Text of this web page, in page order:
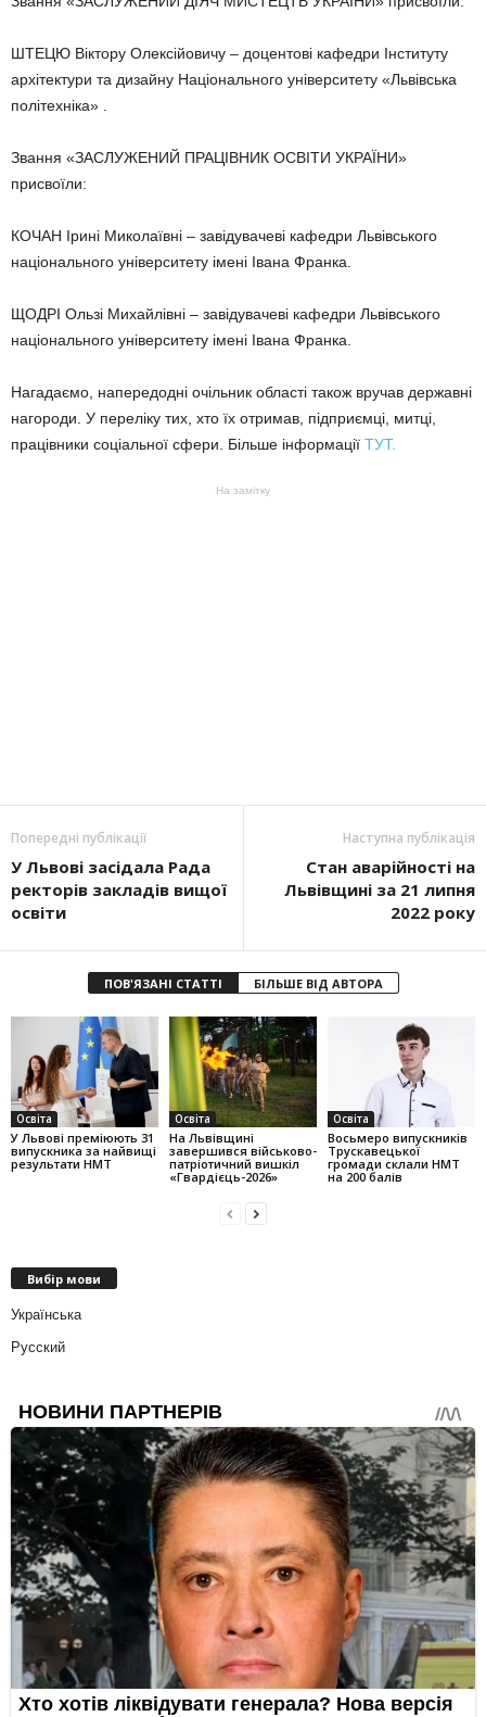
ШТЕЦЮ Віктору Олексійовичу – доцентові кафедри Інституту
архітектури та дизайну Національного університету «Львівська
політехніка» .
Звання «ЗАСЛУЖЕНИЙ ПРАЦІВНИК ОСВІТИ УКРАЇНИ»
присвоїли:
КОЧАН Ірині Миколаївні – завідувачеві кафедри Львівського
національного університету імені Івана Франка.
ЩОДРІ Ользі Михайлівні – завідувачеві кафедри Львівського
національного університету імені Івана Франка.
Нагадаємо, напередодні очільник області також вручав державні
нагороди. У переліку тих, хто їх отримав, підприємці, митці,
працівники соціальної сфери. Більше інформації ТУТ.
На замітку
Попередні публікації
У Львові засідала Рада
ректорів закладів вищої
освіти
Наступна публікація
Стан аварійності на
Львівщині за 21 липня
2022 року
ПОВ'ЯЗАНІ СТАТТІ БІЛЬШЕ ВІД АВТОРА
Освіта
У Львові преміюють 31
випускника за найвищі
результати НМТ
Освіта
На Львівщині
завершився військово-
патріотичний вишкіл
«Гвардієць-2026»
Освіта
Восьмеро випускників
Трускавецької
громади склали НМТ
на 200 балів
Вибір мови
Українська
Русский